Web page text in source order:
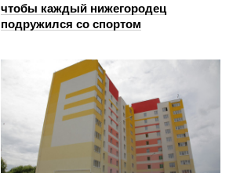
чтобы каждый нижегородец
подружился со спортом